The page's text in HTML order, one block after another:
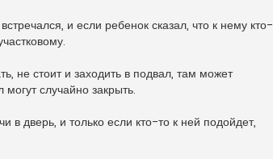
и если ребенок сказал, что к нему кто-
не стоит и заходить в подвал, там может
случайно закрыть.
в дверь, и только если кто-то к ней подойдет,